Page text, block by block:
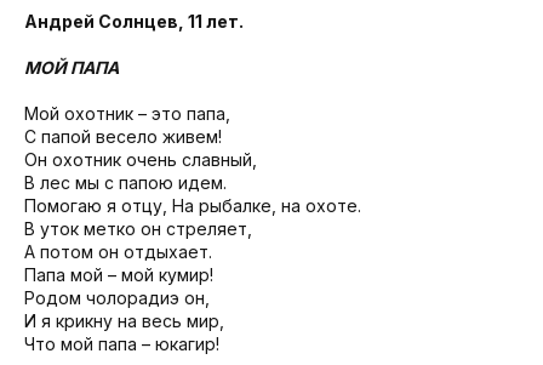
Андрей Солнцев, 11 лет.
МОЙ ПАПА
Мой охотник – это папа,
С папой весело живем!
Он охотник очень славный,
В лес мы с папою идем.
Помогаю я отцу, На рыбалке, на охоте.
В уток метко он стреляет,
А потом он отдыхает.
Папа мой – мой кумир!
Родом чолҕорадиэ он,
И я крикну на весь мир,
Что мой папа – юкагир!